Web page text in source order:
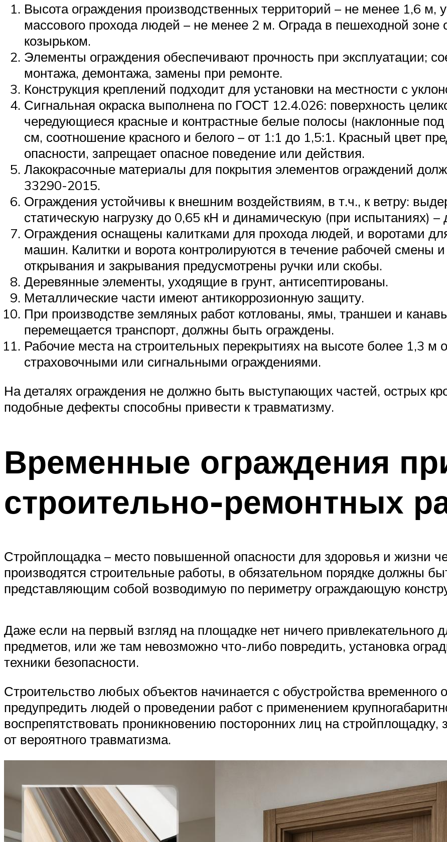
Высота ограждения производственных территорий – не менее 1,6 м,
массового прохода людей – не менее 2 м. Ограда в пешеходной
козырьком.
Элементы ограждения обеспечивают прочность при эксплуатации;
монтажа, демонтажа, замены при ремонте.
Конструкция креплений подходит для установки на местности с
Сигнальная окраска выполнена по ГОСТ 12.4.026: поверхность
чередующиеся красные и контрастные белые полосы (наклонные
см, соотношение красного и белого – от 1:1 до 1,5:1. Красный цвет
опасности, запрещает опасное поведение или действия.
Лакокрасочные материалы для покрытия элементов ограждений
33290-2015.
Ограждения устойчивы к внешним воздействиям, в т.ч., к ветру:
статическую нагрузку до 0,65 кН и динамическую (при испытаниях)
Ограждения оснащены калитками для прохода людей, и воротами
машин. Калитки и ворота контролируются в течение рабочей смены
открывания и закрывания предусмотрены ручки или скобы.
Деревянные элементы, уходящие в грунт, антисептированы.
Металлические части имеют антикоррозионную защиту.
При производстве земляных работ котлованы, ямы, траншеи и
перемещается транспорт, должны быть ограждены.
Рабочие места на строительных перекрытиях на высоте более 1,3
страховочными или сигнальными ограждениями.
На деталях ограждения не должно быть выступающих частей, острых
подобные дефекты способны привести к травматизму.
Временные ограждения
строительно-ремонтных
Стройплощадка – место повышенной опасности для здоровья и жизни
производятся строительные работы, в обязательном порядке должны
представляющим собой возводимую по периметру ограждающую
Даже если на первый взгляд на площадке нет ничего
предметов, или же там невозможно что-либо повредить, установка
техники безопасности.
Строительство любых объектов начинается с обустройства временного
предупредить людей о проведении работ с применением
воспрепятствовать проникновению посторонних лиц на
от вероятного травматизма.